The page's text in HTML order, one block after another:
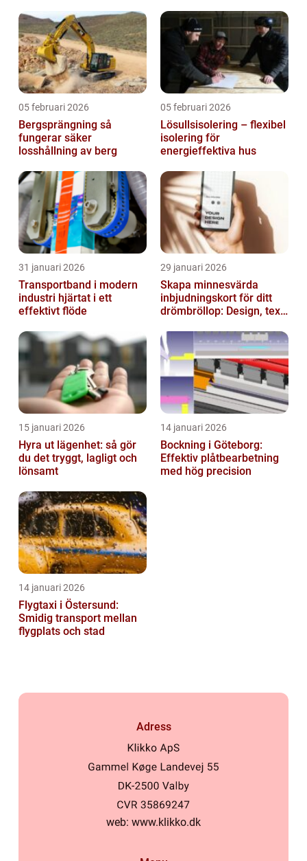
05 februari 2026
Bergsprängning så
fungerar säker
losshållning av berg
05 februari 2026
Lösullsisolering – flexibel
isolering för
energieffektiva hus
31 januari 2026
Transportband i modern
industri hjärtat i ett
effektivt flöde
29 januari 2026
Skapa minnesvärda
inbjudningskort för ditt
drömbröllop: Design, text
15 januari 2026
Hyra ut lägenhet: så gör
du det tryggt, lagligt och
lönsamt
14 januari 2026
Bockning i Göteborg:
Effektiv plåtbearbetning
med hög precision
14 januari 2026
Flygtaxi i Östersund:
Smidig transport mellan
flygplats och stad
Adress
web: www.klikko.dk